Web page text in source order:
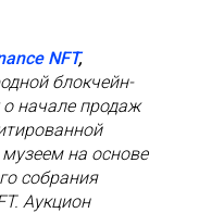
NFT,
блокчейн-
начале продаж
на основе
собрания
Аукцион